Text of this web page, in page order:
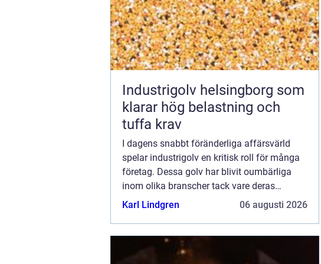
Industrigolv helsingborg som
klarar hög belastning och
tuffa krav
I dagens snabbt föränderliga affärsvärld
spelar industrigolv en kritisk roll för många
företag. Dessa golv har blivit oumbärliga
inom olika branscher tack vare deras
hållbarhet, funktionalitet och esteti...
Karl Lindgren 06 augusti 2026